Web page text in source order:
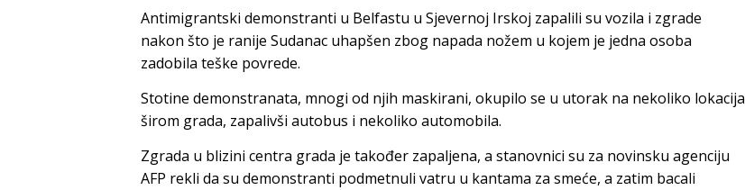
Antimigrantski demonstranti u Belfastu u Sjevernoj Irskoj zapalili su vozila i zgrade
nakon što je ranije Sudanac uhapšen zbog napada nožem u kojem je jedna osoba
zadobila teške povrede.
Stotine demonstranata, mnogi od njih maskirani, okupilo se u utorak na nekoliko lokacija
širom grada, zapalivši autobus i nekoliko automobila.
Zgrada u blizini centra grada je također zapaljena, a stanovnici su za novinsku agenciju
AFP rekli da su demonstranti podmetnuli vatru u kantama za smeće, a zatim bacali